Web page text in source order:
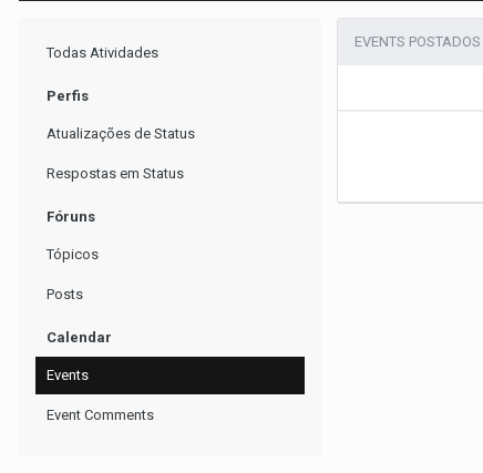
Todas Atividades
Perfis
Atualizações de Status
Respostas em Status
Fóruns
Tópicos
Posts
Calendar
Events
Event Comments
EVENTS